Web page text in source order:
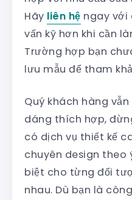
Hãy liên hệ ngay với
vấn kỹ hơn khi cần
Trường hợp bạn
lưu mẫu để tham
Quý khách hàng
dáng thích hợp,
có dịch vụ thiết kế
chuyên design theo
biệt cho từng đối
nhau. Dù bạn là